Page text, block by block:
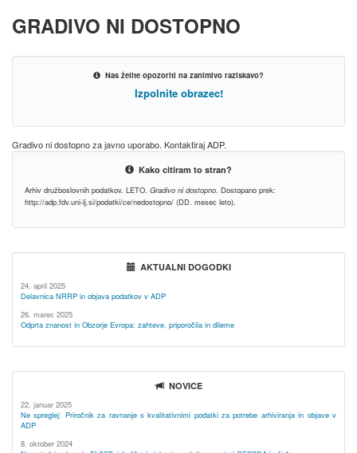
GRADIVO NI DOSTOPNO
Nas želite opozoriti na zanimivo raziskavo?
Izpolnite obrazec!
Gradivo ni dostopno za javno uporabo. Kontaktiraj ADP.
Kako citiram to stran?
Arhiv družboslovnih podatkov. LETO. Gradivo ni dostopno. Dostopano prek:
http://adp.fdv.uni-lj.si/podatki/ce/nedostopno/ (DD. mesec leto).
AKTUALNI DOGODKI
24. april 2025
Delavnica NRRP in objava podatkov v ADP
26. marec 2025
Odprta znanost in Obzorje Evropa: zahteve, priporočila in dileme
NOVICE
22. januar 2025
Ne spreglej: Priročnik za ravnanje s kvalitativnimi podatki za potrebe arhiviranja in objave v
ADP
8. oktober 2024